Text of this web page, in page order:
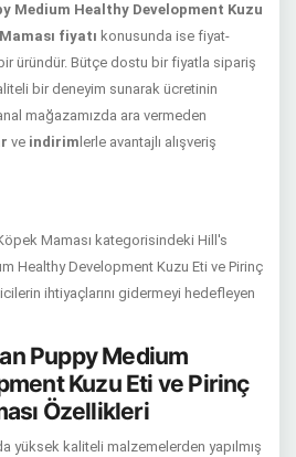
Medium Healthy Development Kuzu
fiyatı konusunda ise fiyat-
üründür. Bütçe dostu bir fiyatla sipariş
bir deneyim sunarak ücretinin
mağazamızda ara vermeden
ve indirim lerle avantajlı alışveriş
Maması kategorisindeki Hill's
Healthy Development Kuzu Eti ve Pirinç
ihtiyaçlarını gidermeyi hedefleyen
Puppy Medium
Kuzu Eti ve Pirinç
Özellikleri
yüksek kaliteli malzemelerden yapılmış